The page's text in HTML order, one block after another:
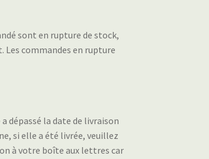
sont en rupture de stock,
Les commandes en rupture
dépassé la date de livraison
si elle a été livrée, veuillez
à votre boîte aux lettres car